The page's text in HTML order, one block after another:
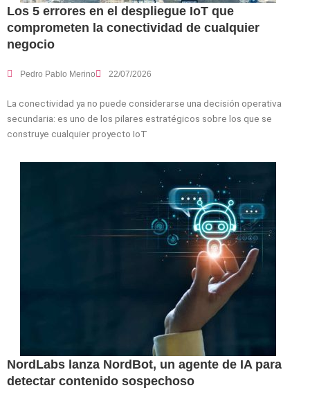
Los 5 errores en el despliegue IoT que
comprometen la conectividad de cualquier
negocio
Pedro Pablo Merino 22/07/2026
La conectividad ya no puede considerarse una decisión operativa
secundaria: es uno de los pilares estratégicos sobre los que se
construye cualquier proyecto IoT
NordLabs lanza NordBot, un agente de IA para
detectar contenido sospechoso